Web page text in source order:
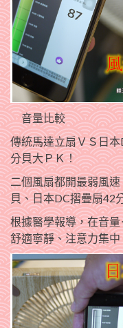
音量比較
傳統馬達立扇ＶＳ日
分貝大ＰＫ！
二個風扇都開最弱風
貝、日本DC摺疊扇42
根據醫學報導，在音
舒適寧靜、注意力集